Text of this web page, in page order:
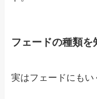
フェードの種類を
実はフェードにもい